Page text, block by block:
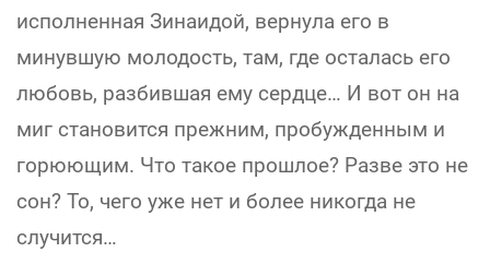
исполненная Зинаидой, вернула его в
минувшую молодость, там, где осталась его
любовь, разбившая ему сердце… И вот он на
миг становится прежним, пробужденным и
горюющим. Что такое прошлое? Разве это не
сон? То, чего уже нет и более никогда не
случится…